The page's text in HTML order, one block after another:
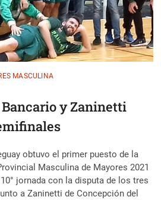
MASCULINA
y Zaninetti
obtuvo el primer puesto de la
Masculina de Mayores 2021
jornada con la disputa de los tres
a Zaninetti de Concepción del